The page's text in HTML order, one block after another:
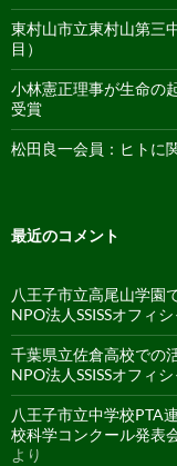
東村山市立東村山第三
目）
小林憲正理事が生命の
受賞
松田良一会員：ヒトに
最近のコメント
八王子市立高尾山学園
NPO法人SSISSオフィ
千葉県立佐倉高校での
NPO法人SSISSオフィ
八王子市立中学校PTA
校科学コンクール発表
より